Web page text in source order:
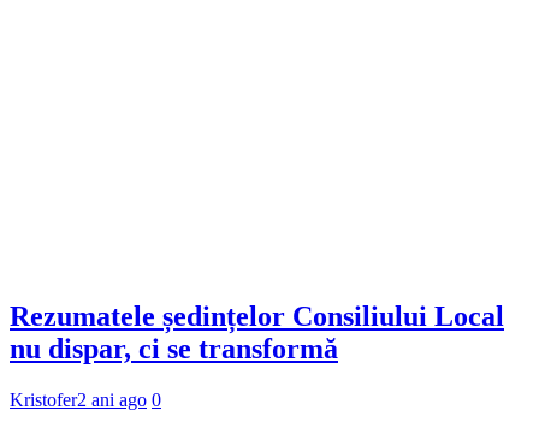
Rezumatele ședințelor Consiliului Local
nu dispar, ci se transformă
Kristofer2 ani ago 0